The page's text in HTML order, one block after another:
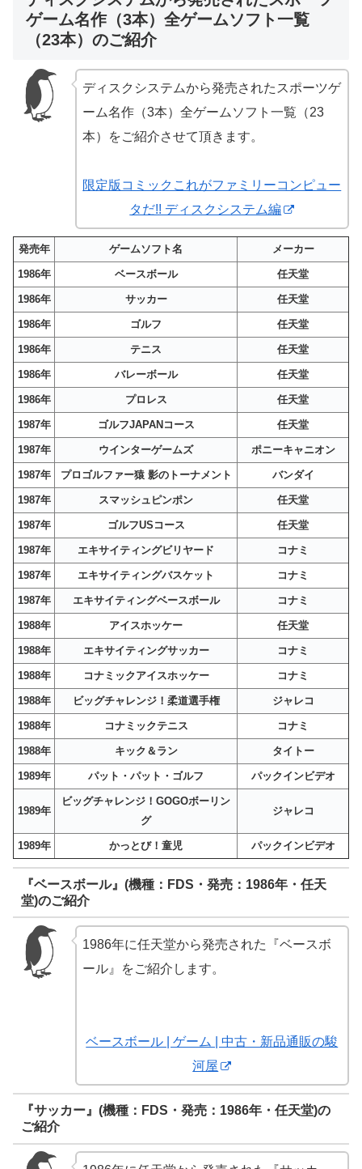
ゲーム名作（3本）全ゲームソフト一覧
（23本）のご紹介
ディスクシステムから発売されたスポーツゲ
ーム名作（3本）全ゲームソフト一覧（23
本）をご紹介させて頂きます。
限定版コミックこれがファミリーコンピュー
タだ!! ディスクシステム編
発売年 ゲームソフト名 メーカー
1986年 ベースボール 任天堂
1986年 サッカー 任天堂
1986年 ゴルフ 任天堂
1986年 テニス 任天堂
1986年 バレーボール 任天堂
1986年 プロレス 任天堂
1987年 ゴルフJAPANコース 任天堂
1987年 ウインターゲームズ ポニーキャニオン
1987年 プロゴルファー猿 影のトーナメント バンダイ
1987年 スマッシュピンポン 任天堂
1987年 ゴルフUSコース 任天堂
1987年 エキサイティングビリヤード コナミ
1987年 エキサイティングバスケット コナミ
1987年 エキサイティングベースボール コナミ
1988年 アイスホッケー 任天堂
1988年 エキサイティングサッカー コナミ
1988年 コナミックアイスホッケー コナミ
1988年 ビッグチャレンジ！柔道選手権 ジャレコ
1988年 コナミックテニス コナミ
1988年 キック＆ラン タイトー
1989年 パット・パット・ゴルフ パックインビデオ
1989年
ビッグチャレンジ！GOGOボーリン
グ
ジャレコ
1989年 かっとび！童児 パックインビデオ
『ベースボール』(機種：FDS・発売：1986年・任天
堂)のご紹介
1986年に任天堂から発売された『ベースボ
ール』をご紹介します。
ベースボール | ゲーム | 中古・新品通販の駿
河屋
『サッカー』(機種：FDS・発売：1986年・任天堂)の
ご紹介